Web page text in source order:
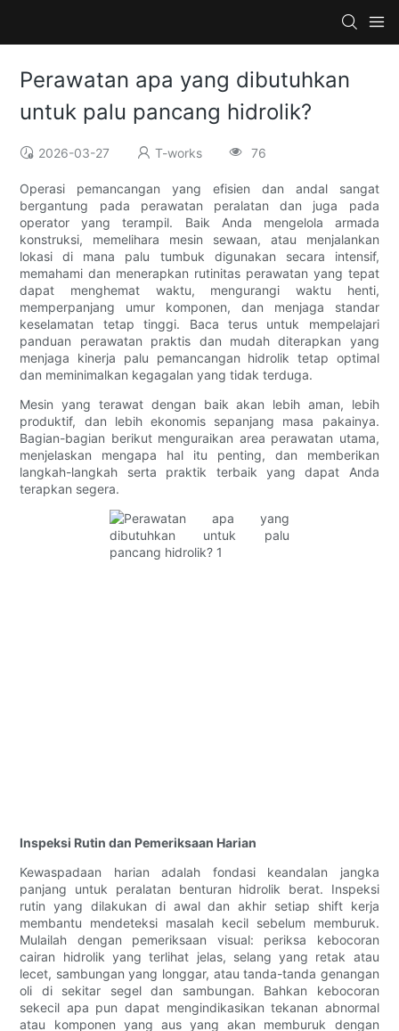
Perawatan apa yang dibutuhkan
untuk palu pancang hidrolik?
2026-03-27 T-works 76
Operasi pemancangan yang efisien dan andal sangat
bergantung pada perawatan peralatan dan juga pada
operator yang terampil. Baik Anda mengelola armada
konstruksi, memelihara mesin sewaan, atau menjalankan
lokasi di mana palu tumbuk digunakan secara intensif,
memahami dan menerapkan rutinitas perawatan yang tepat
dapat menghemat waktu, mengurangi waktu henti,
memperpanjang umur komponen, dan menjaga standar
keselamatan tetap tinggi. Baca terus untuk mempelajari
panduan perawatan praktis dan mudah diterapkan yang
menjaga kinerja palu pemancangan hidrolik tetap optimal
dan meminimalkan kegagalan yang tidak terduga.
Mesin yang terawat dengan baik akan lebih aman, lebih
produktif, dan lebih ekonomis sepanjang masa pakainya.
Bagian-bagian berikut menguraikan area perawatan utama,
menjelaskan mengapa hal itu penting, dan memberikan
langkah-langkah serta praktik terbaik yang dapat Anda
terapkan segera.
Inspeksi Rutin dan Pemeriksaan Harian
Kewaspadaan harian adalah fondasi keandalan jangka
panjang untuk peralatan benturan hidrolik berat. Inspeksi
rutin yang dilakukan di awal dan akhir setiap shift kerja
membantu mendeteksi masalah kecil sebelum memburuk.
Mulailah dengan pemeriksaan visual: periksa kebocoran
cairan hidrolik yang terlihat jelas, selang yang retak atau
lecet, sambungan yang longgar, atau tanda-tanda genangan
oli di sekitar segel dan sambungan. Bahkan kebocoran
sekecil apa pun dapat mengindikasikan tekanan abnormal
atau komponen yang aus yang akan memburuk dengan